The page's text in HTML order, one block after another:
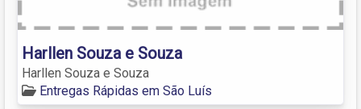
Harllen Souza e Souza
Harllen Souza e Souza
Entregas Rápidas em São Luís